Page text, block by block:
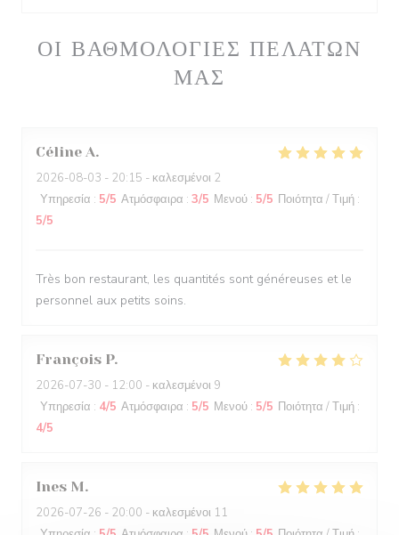
ΟΙ ΒΑΘΜΟΛΟΓΊΕΣ ΠΕΛΑΤΏΝ
ΜΑΣ
Céline A
2026-08-03 - 20:15 - καλεσμένοι 2
Υπηρεσία : 5/5 Ατμόσφαιρα : 3/5 Μενού : 5/5 Ποιότητα / Τιμή :
5/5
Très bon restaurant, les quantités sont généreuses et le
personnel aux petits soins.
François P
2026-07-30 - 12:00 - καλεσμένοι 9
Υπηρεσία : 4/5 Ατμόσφαιρα : 5/5 Μενού : 5/5 Ποιότητα / Τιμή :
4/5
Ines M
2026-07-26 - 20:00 - καλεσμένοι 11